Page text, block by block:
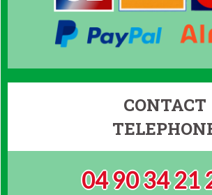
CONTACT
04 90 34 21